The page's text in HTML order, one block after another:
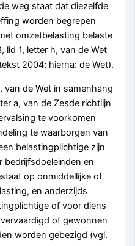
weg staat dat diezelfde
worden begrepen
omzetbelasting belaste
lid 1, letter h, van de Wet
2004; hierna: de Wet).
van de Wet in samenhang
a, van de Zesde richtlijn
te voorkomen
te waarborgen van
belastingplichtige zijn
bedrijfsdoeleinden en
op onmiddellijke of
en anderzijds
of voor diens
of gewonnen
worden gebezigd (vgl.